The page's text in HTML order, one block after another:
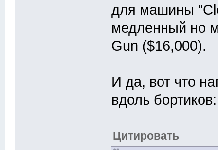
для машины
медленный но
Gun ($16,000).
И да, вот что
вдоль бортиков:
Цитировать